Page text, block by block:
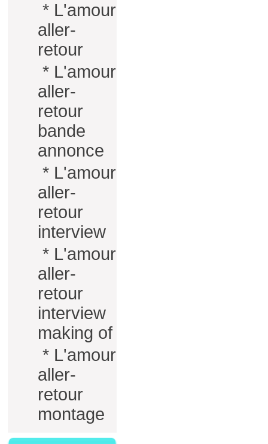
* L'amour
aller-
retour
* L'amour
aller-
retour
bande
annonce
* L'amour
aller-
retour
interview
* L'amour
aller-
retour
interview
making of
* L'amour
aller-
retour
montage